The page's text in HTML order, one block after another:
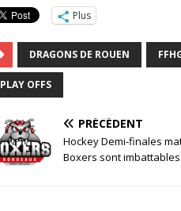
Plus
DRAGONS DE ROUEN
PLAY OFFS
PRÉCÉDENT
Hockey Demi-finales
Boxers sont imbattables